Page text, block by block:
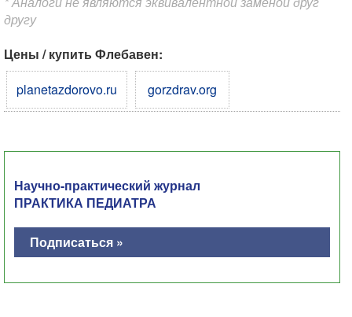
другу
Цены / купить Флебавен:
planetazdorovo.ru
gorzdrav.org
Научно-практический журнал
ПРАКТИКА ПЕДИАТРА
Подписаться »